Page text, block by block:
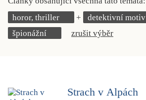
děti 0 až 3 roky
děti 3 až 6 let
dezinformace, extremismus
horor, thriller
detektivní motiv
špionážní
zrušit výběr
Strach v Alpách